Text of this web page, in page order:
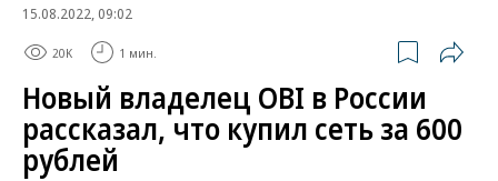
15.08.2022, 09:02
20K 1 мин.
Новый владелец OBI в России
рассказал, что купил сеть за 600
рублей